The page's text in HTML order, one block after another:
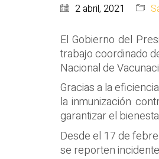
2 abril, 2021
El Gobierno del
trabajo coordinado
Nacional de
Gracias a la
la inmunización
garantizar el
Desde el 17 de
se reporten